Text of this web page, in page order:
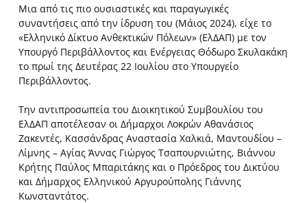
Μια από τις πιο ουσιαστικές και παραγωγικές
συναντήσεις από την ίδρυση του (Μάιος 2024), είχε το
«Ελληνικό Δίκτυο Ανθεκτικών Πόλεων» (ΕλΔΑΠ) με τον
Υπουργό Περιβάλλοντος και Ενέργειας Θόδωρο Σκυλακάκη
το πρωί της Δευτέρας 22 Ιουλίου στο Υπουργείο
Περιβάλλοντος.
Την αντιπροσωπεία του Διοικητικού Συμβουλίου του
ΕλΔΑΠ αποτέλεσαν οι Δήμαρχοι Λοκρών Αθανάσιος
Ζακεντές, Κασσάνδρας Αναστασία Χαλκιά, Μαντουδίου –
Λίμνης – Αγίας Άννας Γιώργος Τσαπουρνιώτης, Βιάννου
Κρήτης Παύλος Μπαριτάκης και ο Πρόεδρος του Δικτύου
και Δήμαρχος Ελληνικού Αργυρούπολης Γιάννης
Κωνσταντάτος.